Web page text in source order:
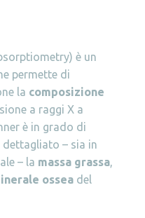
è un
permette di
la composizione
a raggi X a
è in grado di
– sia in
– la massa grassa,
ossea del